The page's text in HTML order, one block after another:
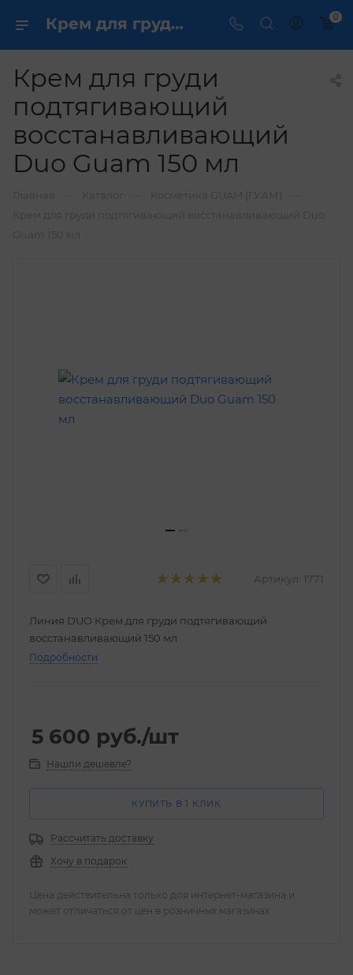
Крем для груди подтягивающий восстанавливающий Duo Guam 150 мл 0
Крем для груди
подтягивающий
восстанавливающий
Duo Guam 150 мл
Артикул: 1771
Линия DUO Крем для груди подтягивающий
восстанавливающий 150 мл
Подробности
5 600 руб./шт
Нашли дешевле?
КУПИТЬ В 1 КЛИК
Рассчитать доставку
Хочу в подарок
Цена действительна только для интернет-магазина и
может отличаться от цен в розничных магазинах